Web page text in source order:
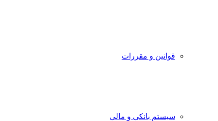
قوانین و مقررات
سیستم بانکی و مالی